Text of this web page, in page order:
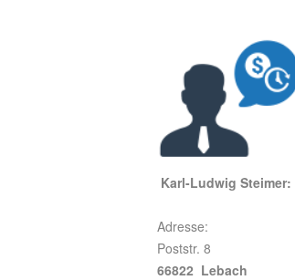
Karl-Ludwig Steimer:
Adresse:
Poststr. 8
66822 Lebach